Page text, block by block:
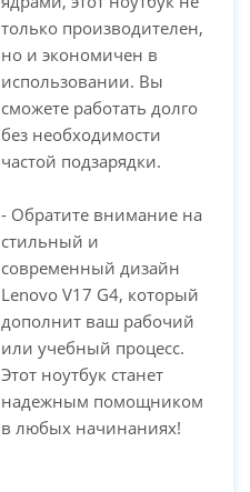
только производителен,
но и экономичен в
использовании. Вы
сможете работать долго
без необходимости
частой подзарядки.
- Обратите внимание на
стильный и
современный дизайн
Lenovo V17 G4, который
дополнит ваш рабочий
или учебный процесс.
Этот ноутбук станет
надежным помощником
в любых начинаниях!